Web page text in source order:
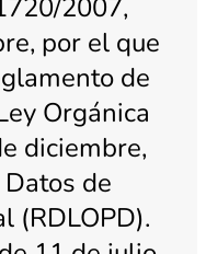
2007,
por el que
de
Orgánica
diciembre,
de
(RDLOPD).